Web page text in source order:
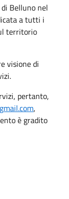
Belluno nel
a tutti i
territorio
visione di
pertanto,
,
è gradito